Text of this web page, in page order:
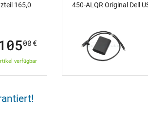
165,0
verfügbar
00 €
450-ALQR Original Dell